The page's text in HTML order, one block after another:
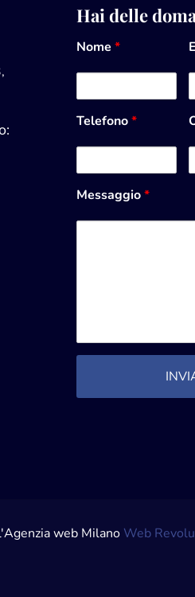
Hai delle
Nome *
Telefono*
Messaggio*
web Milano Web